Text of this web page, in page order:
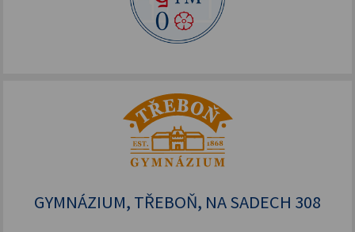
GYMNÁZIUM, TŘEBOŇ, NA SADECH 308